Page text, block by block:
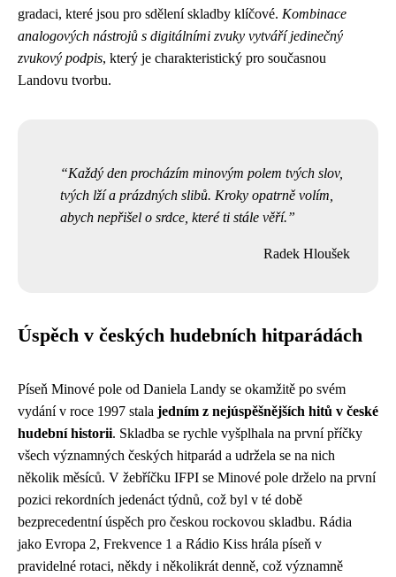
gradaci, které jsou pro sdělení skladby klíčové. Kombinace
analogových nástrojů s digitálními zvuky vytváří jedinečný
zvukový podpis, který je charakteristický pro současnou
Landovu tvorbu.
Každý den procházím minovým polem tvých slov,
tvých lží a prázdných slibů. Kroky opatrně volím,
abych nepřišel o srdce, které ti stále věří.
Radek Hloušek
Úspěch v českých hudebních hitparádách
Píseň Minové pole od Daniela Landy se okamžitě po svém
vydání v roce 1997 stala jedním z nejúspěšnějších hitů v české
hudební historii. Skladba se rychle vyšplhala na první příčky
všech významných českých hitparád a udržela se na nich
několik měsíců. V žebříčku IFPI se Minové pole drželo na první
pozici rekordních jedenáct týdnů, což byl v té době
bezprecedentní úspěch pro českou rockovou skladbu. Rádia
jako Evropa 2, Frekvence 1 a Rádio Kiss hrála píseň v
pravidelné rotaci, někdy i několikrát denně, což významně